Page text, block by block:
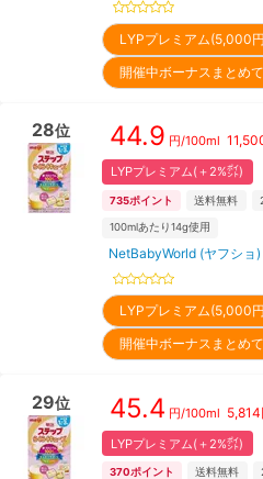
LYPプレミアム(5,000
開催中ボーナスまとめ
28位 44.9 円/100ml
LYPプレミアム(＋2%㌽)
735ポイント 送料無料
100mlあたり14g使用
NetBabyWorld (ヤフショ)
LYPプレミアム(5,000
開催中ボーナスまとめ
29位 45.4 円/100ml 5,814
LYPプレミアム(＋2%㌽)
370ポイント 送料無料